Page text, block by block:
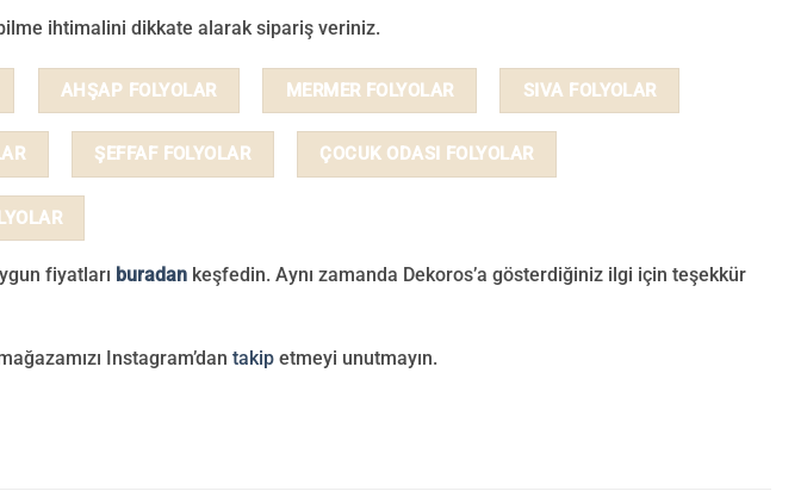
ihtimalini dikkate alarak sipariş veriniz.
AHŞAP FOLYOLAR MERMER FOLYOLAR SIVA FOLYOLAR
ŞEFFAF FOLYOLAR ÇOCUK ODASI FOLYOLAR
fiyatları buradan keşfedin. Aynı zamanda Dekoros’a gösterdiğiniz ilgi için teşekkür
Instagram’dan takip etmeyi unutmayın.